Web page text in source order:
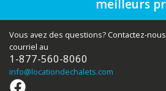
meilleurs
Vous avez des questions? Contactez-
courriel au
1-877-560-8060
info@locationdechalets.com